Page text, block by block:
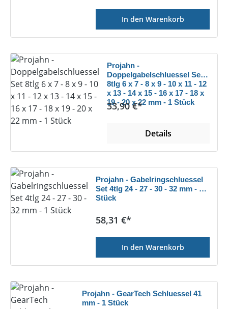
In den Warenkorb
Projahn -
Doppelgabelschluessel Set
8tlg 6 x 7 - 8 x 9 - 10 x 11 - 12
x 13 - 14 x 15 - 16 x 17 - 18 x
19 - 20 x 22 mm - 1 Stück
Regulärer Preis:
33,90 €*
Details
Projahn - Gabelringschluessel
Set 4tlg 24 - 27 - 30 - 32 mm - 1
Stück
Regulärer Preis:
58,31 €*
In den Warenkorb
Projahn - GearTech Schluessel 41
mm - 1 Stück